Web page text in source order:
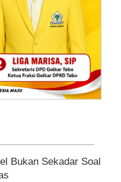
Bukan Sekadar Soal